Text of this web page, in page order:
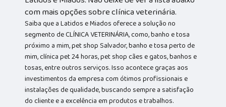
com mais opções sobre clínica veterinária.
Saiba que a Latidos e Miados oferece a solução no
segmento de CLÍNICA VETERINÁRIA, como, banho e tosa
próximo a mim, pet shop Salvador, banho e tosa perto de
mim, clínica pet 24 horas, pet shop cães e gatos, banhos e
tosas, entre outros serviços. Isso acontece graças aos
investimentos da empresa com ótimos profissionais e
instalações de qualidade, buscando sempre a satisfação
do cliente e a excelência em produtos e trabalhos.